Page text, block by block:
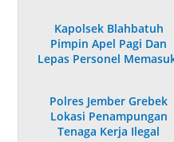
Kapolsek Blahbatuh
Pimpin Apel Pagi Dan
Lepas Personel
Polres Jember Grebek
Lokasi Penampungan
Tenaga Kerja Ilegal